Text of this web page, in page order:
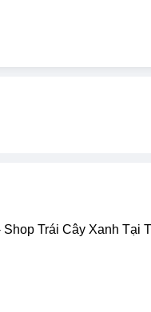
Trái Cây Xanh Tại